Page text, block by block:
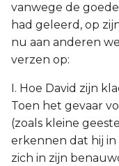
vanwege de
had geleerd, op
nu aan anderen
verzen op:
I. Hoe David zijn
Toen het gevaar
(zoals kleine
erkennen dat hij in
zich in zijn